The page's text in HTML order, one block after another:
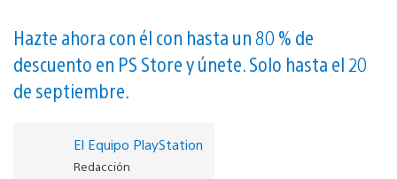
Hazte ahora con él con hasta un 80 % de
descuento en PS Store y únete. Solo hasta el 20
de septiembre.
El Equipo PlayStation
Redacción